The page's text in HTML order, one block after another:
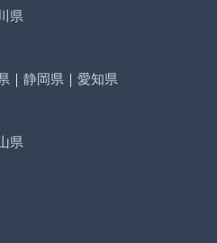
県
｜ 静岡県 ｜ 愛知県
県